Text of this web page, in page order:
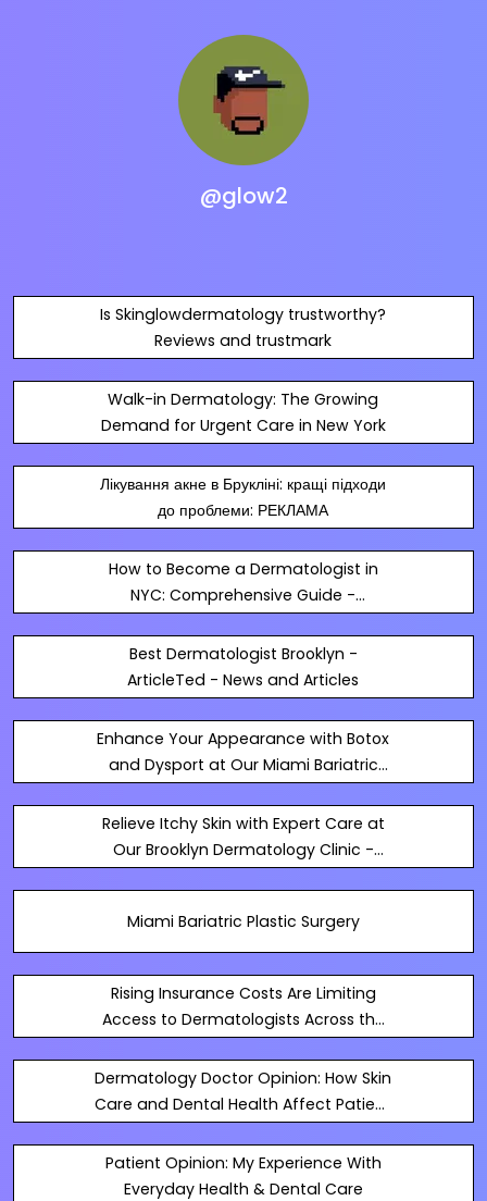
@glow2
Is Skinglowdermatology trustworthy?
Reviews and trustmark
Walk-in Dermatology: The Growing
Demand for Urgent Care in New York
Лікування акне в Брукліні: кращі підходи
до проблеми: РЕКЛАМА
How to Become a Dermatologist in
NYC: Comprehensive Guide -
Best Dermatologist Brooklyn -
ArticleTed - News and Articles
Enhance Your Appearance with Botox
and Dysport at Our Miami Bariatric
Articles
Relieve Itchy Skin with Expert Care at
Our Brooklyn Dermatology Clinic -
Miami Bariatric Plastic Surgery
Rising Insurance Costs Are Limiting
Access to Dermatologists Across the
Dermatology Doctor Opinion: How Skin
Care and Dental Health Affect Patient
Patient Opinion: My Experience With
Everyday Health & Dental Care